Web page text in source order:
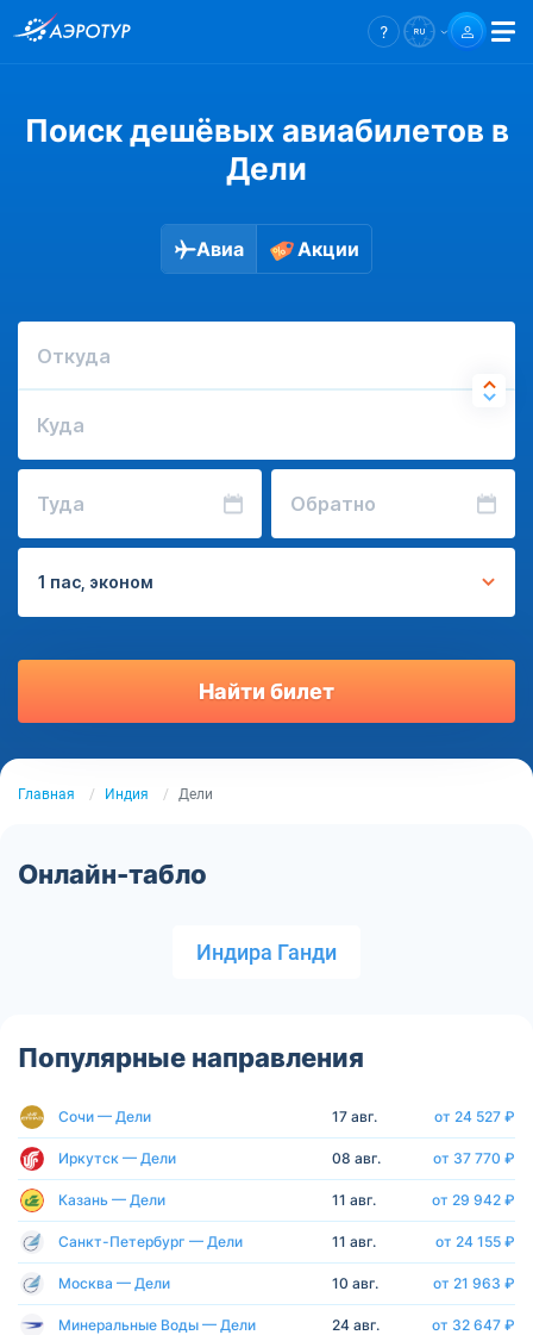
Поиск дешёвых авиабилетов в
Дели
Авиа Акции
Откуда
Куда
Туда Обратно
1 пас, эконом
Найти билет
Главная Индия Дели
Онлайн-табло
Индира Ганди
Популярные направления
Сочи — Дели 17 авг. от 24 527 ₽
Иркутск — Дели 08 авг. от 37 770 ₽
Казань — Дели 11 авг. от 29 942 ₽
Санкт-Петербург — Дели 11 авг. от 24 155 ₽
Москва — Дели 10 авг. от 21 963 ₽
Минеральные Воды — Дели 24 авг. от 32 647 ₽